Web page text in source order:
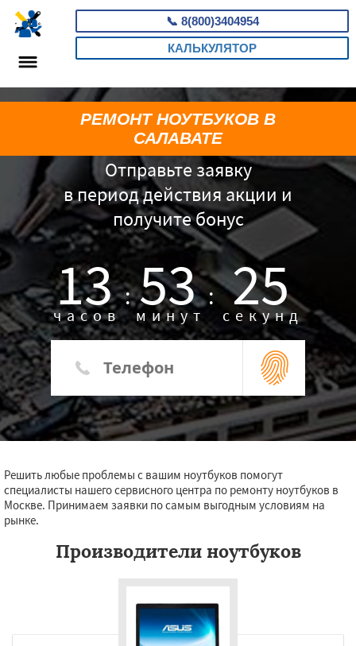
📞 8(800)3404954
КАЛЬКУЛЯТОР
Отправьте заявку
в период действия акции и
получите бонус
13 :
часов 53 :
минут 24
секунд
РЕМОНТ НОУТБУКОВ В
САЛАВАТЕ
Решить любые проблемы с вашим ноутбуков помогут
специалисты нашего сервисного центра по ремонту ноутбуков в
Москве. Принимаем заявки по самым выгодным условиям на
рынке.
Производители ноутбуков